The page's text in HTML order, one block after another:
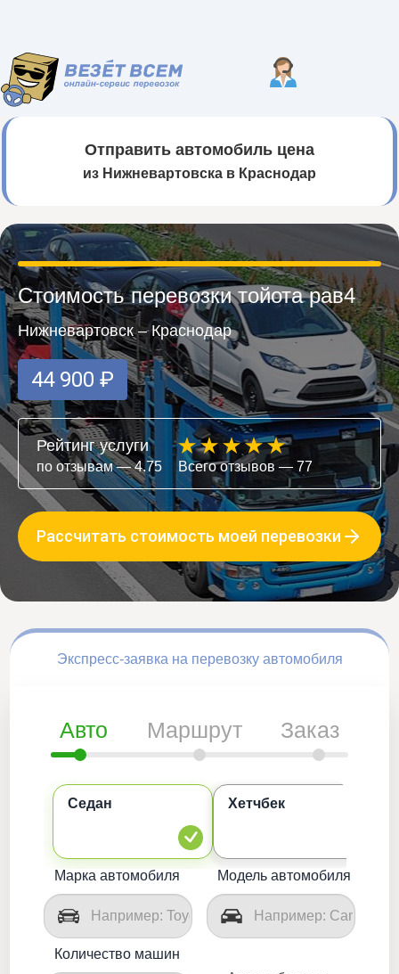
Отправить автомобиль цена
из Нижневартовска в Краснодар
Стоимость перевозки тойота рав4
Нижневартовск – Краснодар
44 900 ₽
Рейтинг услуги
по отзывам — 4.75 Всего отзывов — 77
Рассчитать стоимость моей перевозки
Экспресс-заявка на перевозку автомобиля
Авто Маршрут Заказ
Седан Хетчбек
Марка автомобиля Модель автомобиля
Количество машин